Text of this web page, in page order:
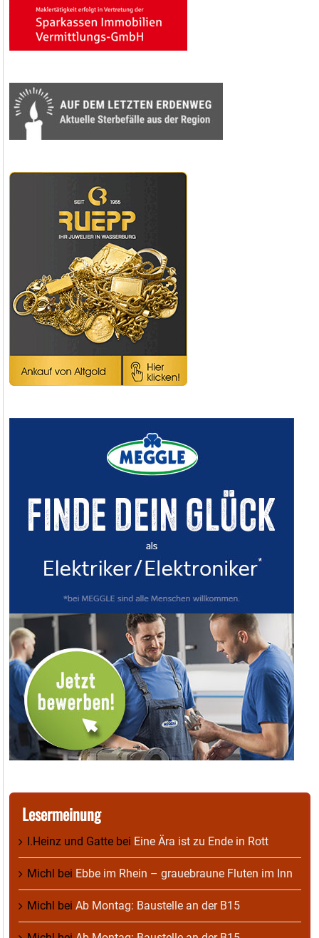
Lesermeinung
I.Heinz und Gatte bei Eine Ära ist zu Ende in Rott
Michl bei Ebbe im Rhein – grauebraune Fluten im Inn
Michl bei Ab Montag: Baustelle an der B15